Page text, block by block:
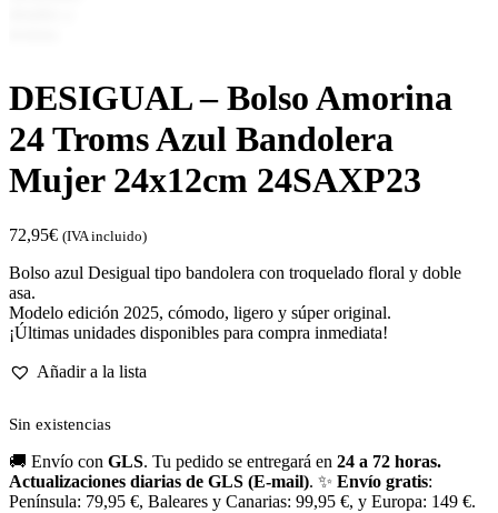
DESIGUAL – Bolso Amorina
24 Troms Azul Bandolera
Mujer 24x12cm 24SAXP23
72,95€ (IVA incluido)
Bolso azul Desigual tipo bandolera con troquelado floral y doble
asa.
Modelo edición 2025, cómodo, ligero y súper original.
¡Últimas unidades disponibles para compra inmediata!
Añadir a la lista
Sin existencias
🚚 Envío con GLS. Tu pedido se entregará en 24 a 72 horas.
Actualizaciones diarias de GLS (E-mail). ✨ Envío gratis:
Península: 79,95 €, Baleares y Canarias: 99,95 €, y Europa: 149 €.